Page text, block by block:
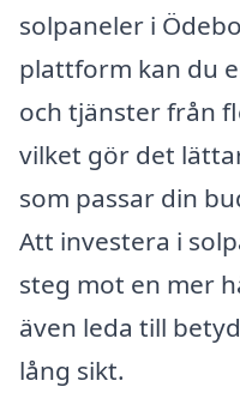
solpaneler i
plattform kan du
och tjänster från
vilket gör det
som passar din
Att investera i
steg mot en mer
även leda till
lång sikt.